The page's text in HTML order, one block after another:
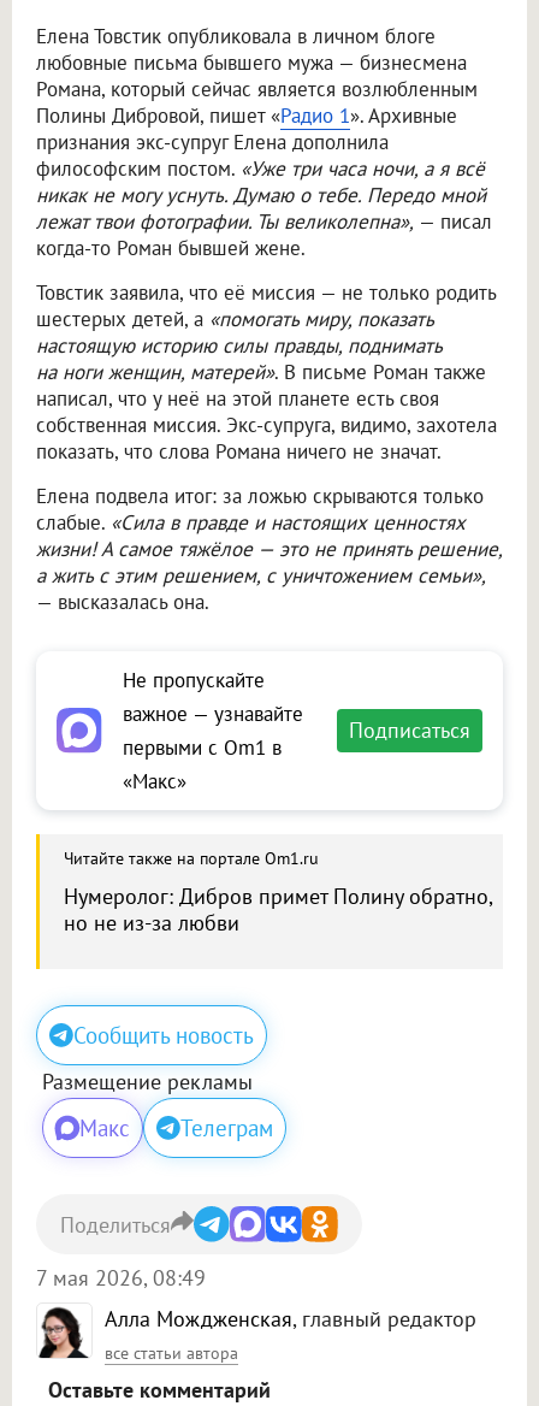
Елена Товстик опубликовала в личном блоге
любовные письма бывшего мужа — бизнесмена
Романа, который сейчас является возлюбленным
Полины Дибровой, пишет «Радио 1». Архивные
признания экс-супруг Елена дополнила
философским постом. «Уже три часа ночи, а я всё
никак не могу уснуть. Думаю о тебе. Передо мной
лежат твои фотографии. Ты великолепна», — писал
когда-то Роман бывшей жене.
Товстик заявила, что её миссия — не только родить
шестерых детей, а «помогать миру, показать
настоящую историю силы правды, поднимать
на ноги женщин, матерей». В письме Роман также
написал, что у неё на этой планете есть своя
собственная миссия. Экс-супруга, видимо, захотела
показать, что слова Романа ничего не значат.
Елена подвела итог: за ложью скрываются только
слабые. «Сила в правде и настоящих ценностях
жизни! А самое тяжёлое — это не принять решение,
а жить с этим решением, с уничтожением семьи»,
— высказалась она.
Не пропускайте
важное — узнавайте
первыми с Om1 в
«Макс»
Подписаться
Читайте также на портале Om1.ru
Нумеролог: Дибров примет Полину обратно,
но не из-за любви
Сообщить новость
Размещение рекламы
Макс Телеграм
Алла Мождженская, главный редактор
все статьи автора
7 мая 2026, 08:49
Поделиться
Оставьте комментарий